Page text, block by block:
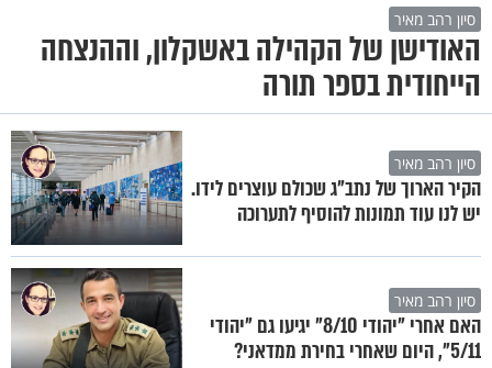
סיון רהב מאיר
האודישן של הקהילה באשקלון, וההנצחה
הייחודית בספר תורה
סיון רהב מאיר
הקיר הארוך של נתב"ג שכולם עוצרים לידו.
יש לנו עוד תמונות להוסיף לתערוכה
סיון רהב מאיר
האם אחרי "יהודי 8/10" יגיעו גם "יהודי
5/11", היום שאחרי בחירת ממדאני?